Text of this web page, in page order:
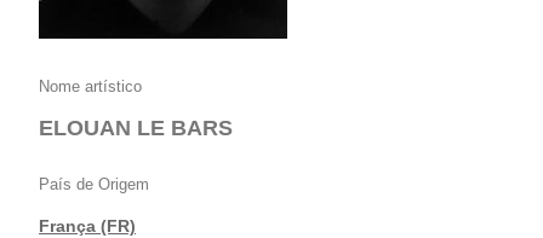
Nome artístico
ELOUAN LE BARS
País de Origem
França (FR)